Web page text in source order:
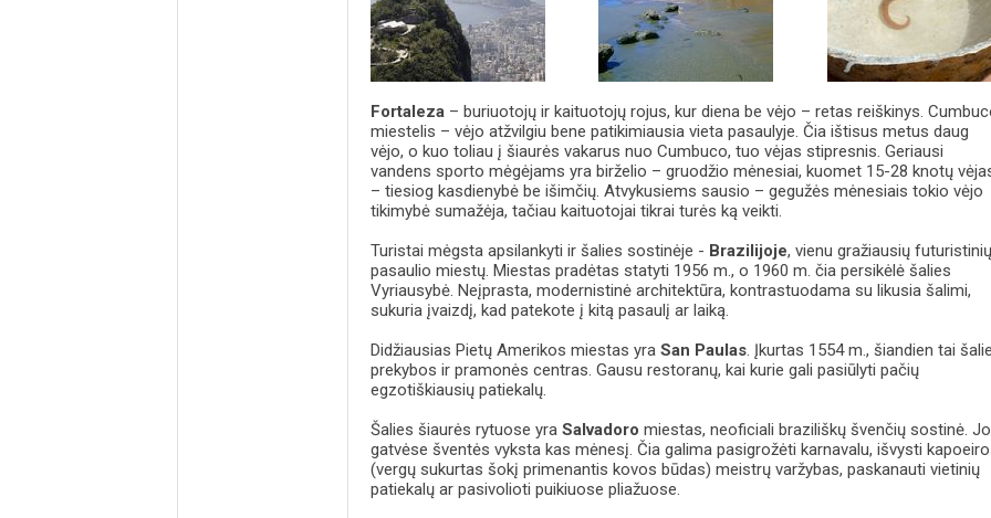
Fortaleza – buriuotojų ir kaituotojų rojus, kur diena be vėjo – retas reiškinys.
miestelis – vėjo atžvilgiu bene patikimiausia vieta pasaulyje. Čia ištisus metus daug
vėjo, o kuo toliau į šiaurės vakarus nuo Cumbuco, tuo vėjas stipresnis. Geriausi
vandens sporto mėgėjams yra birželio – gruodžio mėnesiai, kuomet 15-28 knotų
– tiesiog kasdienybė be išimčių. Atvykusiems sausio – gegužės mėnesiais tokio vėjo
tikimybė sumažėja, tačiau kaituotojai tikrai turės ką veikti.
Turistai mėgsta apsilankyti ir šalies sostinėje - Brazilijoje, vienu gražiausių
pasaulio miestų. Miestas pradėtas statyti 1956 m., o 1960 m. čia persikėlė šalies
Vyriausybė. Neįprasta, modernistinė architektūra, kontrastuodama su likusia šalimi,
sukuria įvaizdį, kad patekote į kitą pasaulį ar laiką.
Didžiausias Pietų Amerikos miestas yraSan Paulas. Įkurtas 1554 m., šiandien tai
prekybos ir pramonės centras. Gausu restoranų, kai kurie gali pasiūlyti pačių
egzotiškiausių patiekalų.
Šalies šiaurės rytuose yraSalvadoro miestas, neoficiali braziliškų švenčių sostinė. Jo
gatvėse šventės vyksta kas mėnesį. Čia galima pasigrožėti karnavalu, išvysti
(vergų sukurtas šokį primenantis kovos būdas) meistrų varžybas, paskanauti vietinių
patiekalų ar pasivolioti puikiuose pliažuose.